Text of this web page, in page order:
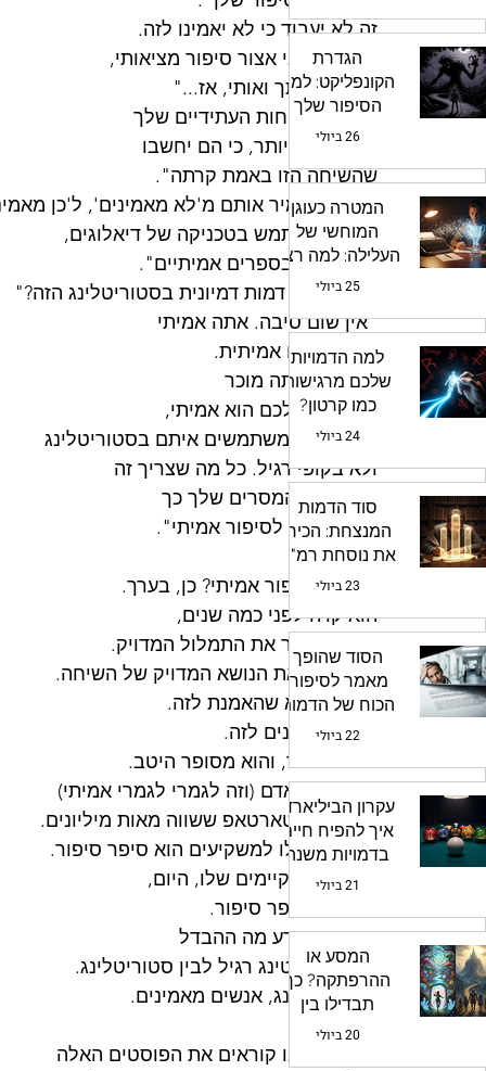
זה לא יעבוד כי לא יאמינו לזה.
אבל אם אני אצור סיפור מציאותי,
שיכלול אותך ואותי, אז..."
"...אז הלקוחות העתידיים שלך
יאמינו לזה יותר, כי הם יחשבו
שהשיחה הזו באמת קרתה".
"יאפ. זה ימיר אותם מ'לא מאמינים', ל'כן
אני גם אשתמש בטכניקה של דיאלוגים,
בדיוק כמו בספרים אמיתיים".
"ואני אהיה דמות דמיונית בסטוריטלינג הזה?"
"אין שום סיבה. אתה אמיתי
והשיחה הזו אמיתית.
גם מה שאתה מוכר
לסוכנים שלכם הוא אמיתי,
ולכן אנחנו משתמשים איתם בסטוריטלינג
ולא בקופי רגיל. כל מה שצריך זה
לסדר את המסרים שלך כך
שהם יהפכו לסיפור אמיתי".
האם זה סיפור אמיתי? כן, בערך.
הוא קרה לפני כמה שנים,
ואני לא זוכר את התמלול המדויק.
אפילו לא את הנושא המדויק של השיחה.
הנקודה היא שהאמנת לזה.
כולם מאמינים לזה.
כי זה סיפור, והוא מסופר היטב.
היום אותו אדם (וזה לגמרי לגמרי אמיתי)
יושב על סטארטאפ ששווה מאות מיליונים.
במצגות שלו למשקיעים הוא סיפר סיפור.
ללקוחות הקיימים שלו, היום,
הוא גם מספר סיפור.
הוא כבר יודע מה ההבדל
בין קופירייטינג רגיל לבין סטוריטלינג.
לסטוריטלינג, אנשים מאמינים.
עכשיו, כולנו קוראים את הפוסטים האלה
הגדרת
הקונפליקט: למה
הסיפור שלך
מרגיש תקוע?
26 ביולי
המטרה כעוגן
המוחשי של
העלילה: למה רצון
מופשט אינו
25 ביולי
למה הדמויות
שלכם מרגישות
כמו קרטון?
ההבדל בין
מוטיבציה לרצון
24 ביולי
סוד הדמות
המנצחת: הכירו
את נוסחת רמ"ה
23 ביולי
הסוד שהופך
מאמר לסיפור:
הכוח של הדמות
22 ביולי
עקרון הביליארד:
איך להפיח חיים
בדמויות משנה
21 ביולי
המסע או
ההרפתקה? כך
תבדילו בין
ארכיטיפי העלילה
20 ביולי